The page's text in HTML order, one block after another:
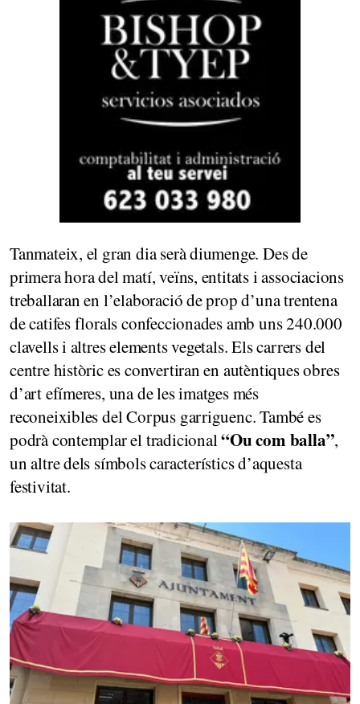
Tanmateix, el gran dia serà diumenge. Des de
primera hora del matí, veïns, entitats i associacions
treballaran en l’elaboració de prop d’una trentena
de catifes florals confeccionades amb uns 240.000
clavells i altres elements vegetals. Els carrers del
centre històric es convertiran en autèntiques obres
d’art efímeres, una de les imatges més
reconeixibles del Corpus garriguenc. També es
podrà contemplar el tradicional“Ou com balla”,
un altre dels símbols característics d’aquesta
festivitat.